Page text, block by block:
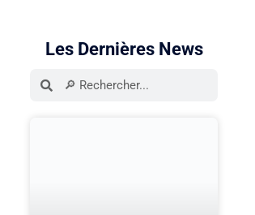
Les Dernières News